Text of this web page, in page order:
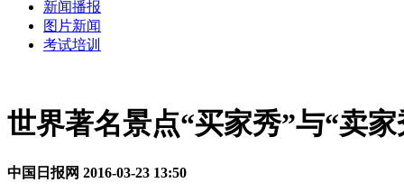
新闻播报
图片新闻
考试培训
世界著名景点“买家秀”与“卖
中国日报网 2016-03-23 13:50